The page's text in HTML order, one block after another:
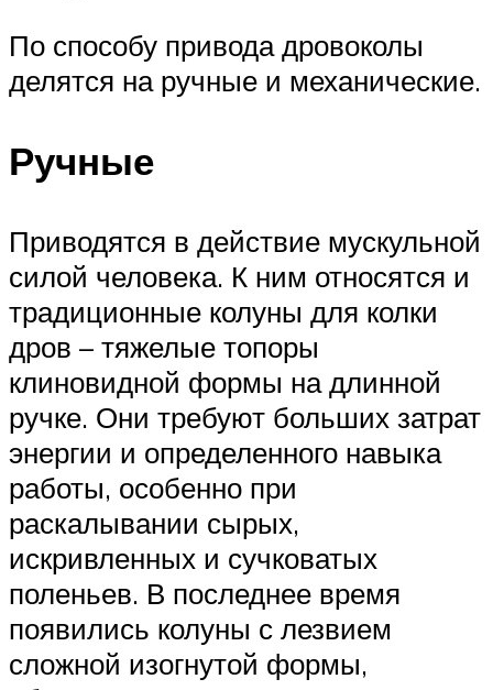
По способу привода дровоколы
делятся на ручные и механические.
Ручные
Приводятся в действие мускульной
силой человека. К ним относятся и
традиционные колуны для колки
дров – тяжелые топоры
клиновидной формы на длинной
ручке. Они требуют больших затрат
энергии и определенного навыка
работы, особенно при
раскалывании сырых,
искривленных и сучковатых
поленьев. В последнее время
появились колуны с лезвием
сложной изогнутой формы,